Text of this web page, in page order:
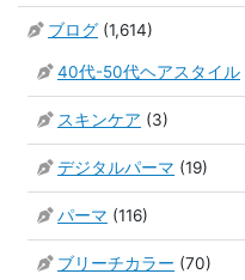
ブログ (1,614)
40代-50代ヘアスタイル
スキンケア (3)
デジタルパーマ (19)
パーマ (116)
ブリーチカラー (70)